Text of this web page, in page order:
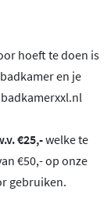
hoeft te doen is
en je
€25,-welke te
€50,- op onze
gebruiken.